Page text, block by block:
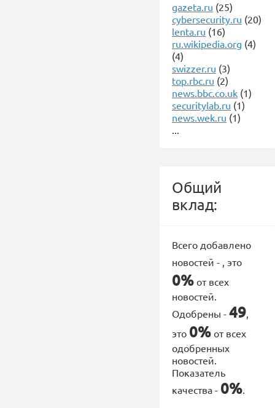
gazeta.ru (25)
cybersecurity.ru (20)
lenta.ru (16)
ru.wikipedia.org (4)
(4)
swizzer.ru (3)
top.rbc.ru (2)
news.bbc.co.uk (1)
securitylab.ru (1)
news.wek.ru (1)
...
Общий
вклад:
Всего добавлено
новостей - , это
0% от всех
новостей.
Одобрены - 49,
это 0% от всех
одобренных
новостей.
Показатель
качества - 0%.